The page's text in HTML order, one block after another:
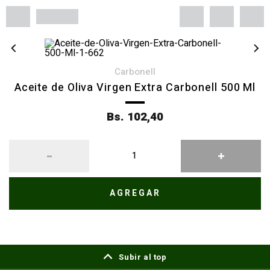
carbonell
Aceite de Oliva Virgen Extra Carbonell 500 Ml
Bs. 102,40
AGREGAR
Subir al top